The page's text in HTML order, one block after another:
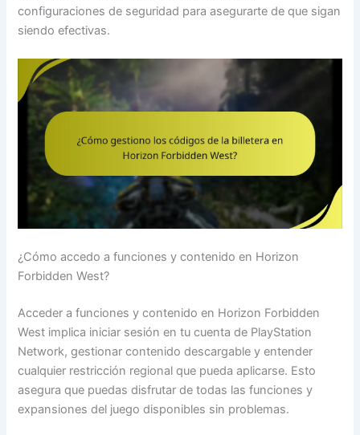
configuraciones de seguridad para asegurarte de que sigan
siendo efectivas.
¿Cómo accedo a funciones y contenido en Horizon
Forbidden West?
Acceder a funciones y contenido en Horizon Forbidden
West implica iniciar sesión en tu cuenta de PlayStation
Network, gestionar contenido descargable y entender
cualquier restricción regional que pueda aplicarse. Esto
asegura que puedas disfrutar de todas las funciones y
expansiones del juego disponibles sin problemas.